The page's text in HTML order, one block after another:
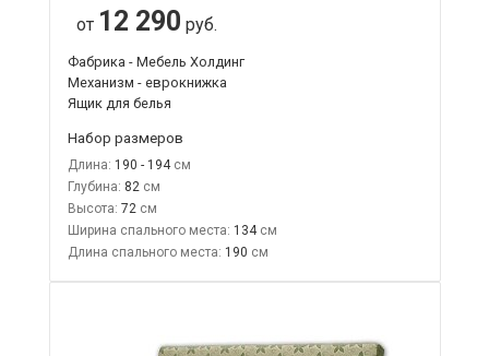
от 12 290 руб.
Фабрика - Мебель Холдинг
Механизм - еврокнижка
Ящик для белья
Набор размеров
Длина: 190 - 194
Глубина: 82
Высота: 72
Ширина спального места: 134
Длина спального места: 190